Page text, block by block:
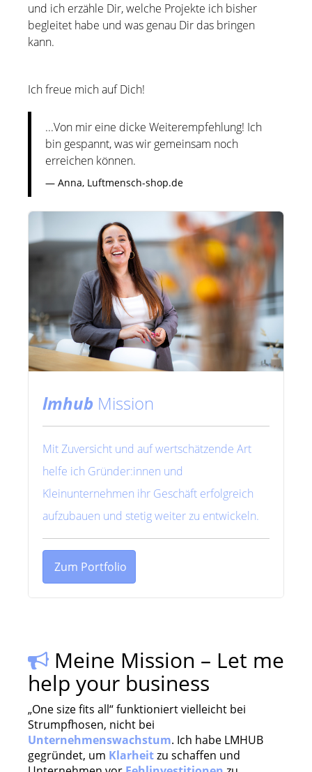
und ich erzähle Dir, welche Projekte ich bisher
begleitet habe und was genau Dir das bringen
kann.
Ich freue mich auf Dich!
...Von mir eine dicke Weiterempfehlung! Ich
bin gespannt, was wir gemeinsam noch
erreichen können.
Anna, Luftmensch-shop.de
lmhub Mission
Mit Zuversicht und auf wertschätzende Art
helfe ich Gründer:innen und
Kleinunternehmen ihr Geschäft erfolgreich
aufzubauen und stetig weiter zu entwickeln.
Zum Portfolio
Meine Mission – Let me
help your business
„One size fits all“ funktioniert vielleicht bei
Strumpfhosen, nicht bei
Unternehmenswachstum. Ich habe LMHUB
gegründet, um Klarheitzu schaffen und